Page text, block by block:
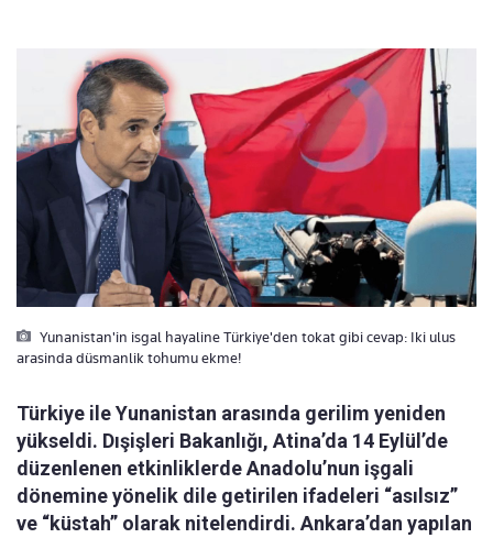
Yunanistan'in isgal hayaline Türkiye'den tokat gibi cevap: Iki ulus
arasinda düsmanlik tohumu ekme!
Türkiye ile Yunanistan arasında gerilim yeniden
yükseldi. Dışişleri Bakanlığı, Atina’da 14 Eylül’de
düzenlenen etkinliklerde Anadolu’nun işgali
dönemine yönelik dile getirilen ifadeleri “asılsız”
ve “küstah” olarak nitelendirdi. Ankara’dan yapılan